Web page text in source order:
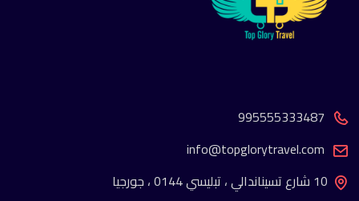
995555333487
info@topglorytravel.com
10 شارع تسيناندالي ، تبليسي 0144 ، جورجيا